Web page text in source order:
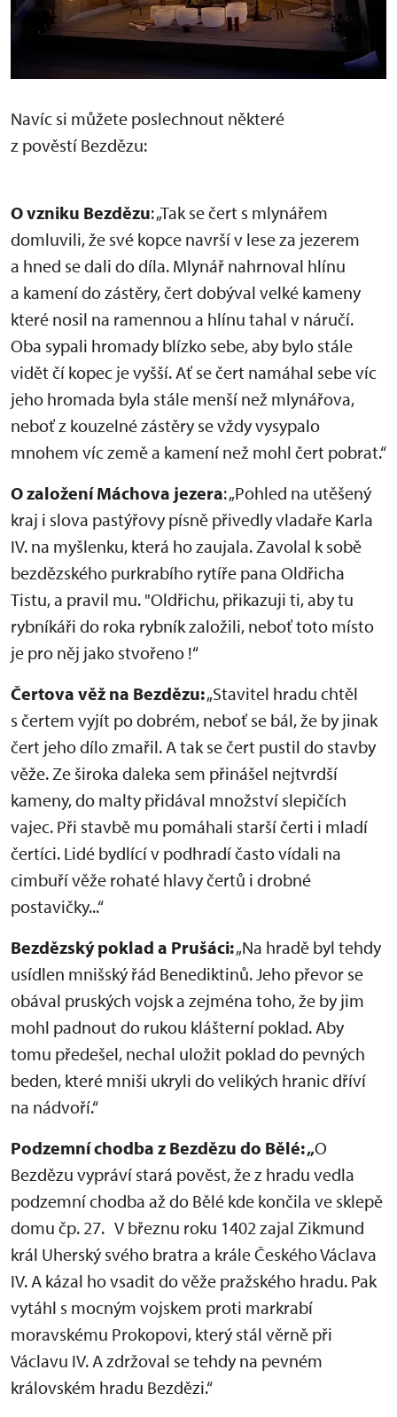
Navíc si můžete poslechnout některé
z pověstí Bezdězu:
O vzniku Bezdězu: „Tak se čert s mlynářem
domluvili, že své kopce navrší v lese za jezerem
a hned se dali do díla. Mlynář nahrnoval hlínu
a kamení do zástěry, čert dobýval velké kameny
které nosil na ramennou a hlínu tahal v náručí.
Oba sypali hromady blízko sebe, aby bylo stále
vidět čí kopec je vyšší. Ať se čert namáhal sebe víc
jeho hromada byla stále menší než mlynářova,
neboť z kouzelné zástěry se vždy vysypalo
mnohem víc země a kamení než mohl čert pobrat.“
O založení Máchova jezera: „Pohled na utěšený
kraj i slova pastýřovy písně přivedly vladaře Karla
IV. na myšlenku, která ho zaujala. Zavolal k sobě
bezdězského purkrabího rytíře pana Oldřicha
Tistu, a pravil mu. "Oldřichu, přikazuji ti, aby tu
rybníkáři do roka rybník založili, neboť toto místo
je pro něj jako stvořeno !“
Čertova věž na Bezdězu:„Stavitel hradu chtěl
s čertem vyjít po dobrém, neboť se bál, že by jinak
čert jeho dílo zmařil. A tak se čert pustil do stavby
věže. Ze široka daleka sem přinášel nejtvrdší
kameny, do malty přidával množství slepičích
vajec. Při stavbě mu pomáhali starší čerti i mladí
čertíci. Lidé bydlící v podhradí často vídali na
cimbuří věže rohaté hlavy čertů i drobné
postavičky...“
Bezdězský poklad a Prušáci:„Na hradě byl tehdy
usídlen mnišský řád Benediktinů. Jeho převor se
obával pruských vojsk a zejména toho, že by jim
mohl padnout do rukou klášterní poklad. Aby
tomu předešel, nechal uložit poklad do pevných
beden, které mniši ukryli do velikých hranic dříví
na nádvoří.“
Podzemní chodba z Bezdězu do Bělé: „O
Bezdězu vypráví stará pověst, že z hradu vedla
podzemní chodba až do Bělé kde končila ve sklepě
domu čp. 27. V březnu roku 1402 zajal Zikmund
král Uherský svého bratra a krále Českého Václava
IV. A kázal ho vsadit do věže pražského hradu. Pak
vytáhl s mocným vojskem proti markrabí
moravskému Prokopovi, který stál věrně při
Václavu IV. A zdržoval se tehdy na pevném
královském hradu Bezdězi.“